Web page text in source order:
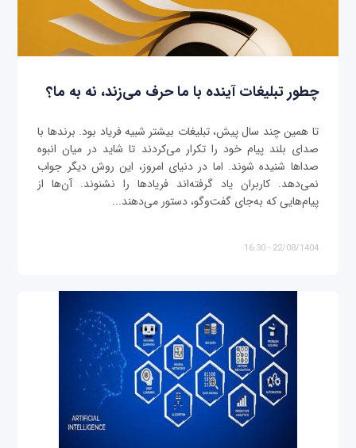
چطور تبلیغات آینده با ما حرف می‌زند، نه به ما؟
تا همین چند سال پیش، تبلیغات بیشتر شبیه فریاد بود. برندها با
صدای بلند پیام خود را تکرار می‌کردند تا شاید در میان انبوه
صداها شنیده شوند. اما در دنیای امروز، این روش دیگر جواب
نمی‌دهد. کاربران یاد گرفته‌اند فریادها را نشنوند. آن‌ها از
پیام‌هایی که به‌جای گفت‌وگو، دستور می‌دهند...
22/08/1404 - 16:30